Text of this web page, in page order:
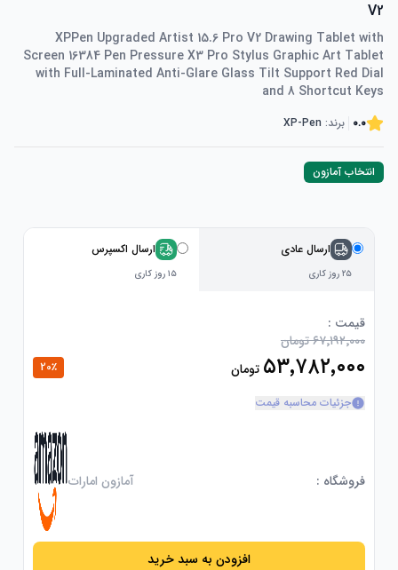
V2
XPPen Upgraded Artist 15.6 Pro V2 Drawing Tablet with
Screen 16384 Pen Pressure X3 Pro Stylus Graphic Art Tablet
with Full-Laminated Anti-Glare Glass Tilt Support Red Dial
and 8 Shortcut Keys
0.0 برند: XP-Pen
انتخاب آمازون
ارسال عادی
۲۵ روز کاری
ارسال اکسپرس
۱۵ روز کاری
قیمت :
۶۷٬۱۹۲٬۰۰۰ تومان
۵۳٬۷۸۲٬۰۰۰ تومان 20٪
جزئیات محاسبه قیمت
فروشگاه : آمازون امارات
افزودن به سبد خرید